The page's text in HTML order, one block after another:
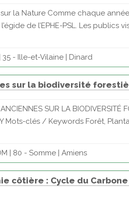
la Nature Comme chaque
de l’EPHE-PSL. Les publics
35 - Ille-et-Vilaine | Dinard
sur la biodiversité
SUR LA BIODIVERSITÉ
Mots-clés / Keywords Forêt,
| 80 - Somme | Amiens
côtière : Cycle du